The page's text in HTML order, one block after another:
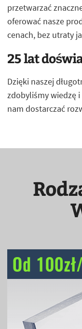
przetwarzać
oferować nasze
cenach, bez utraty
25 lat
Dzięki naszej
zdobyliśmy wiedzę
nam dostarczać